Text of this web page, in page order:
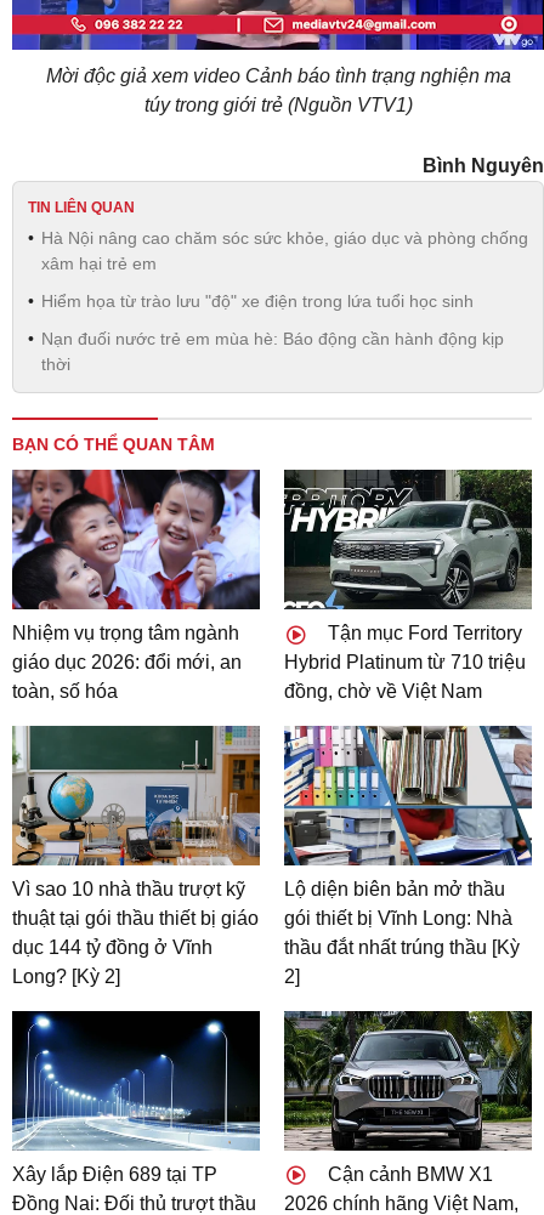
Mời độc giả xem video Cảnh báo tình trạng nghiện ma
túy trong giới trẻ (Nguồn VTV1)
Bình Nguyên
TIN LIÊN QUAN
Hà Nội nâng cao chăm sóc sức khỏe, giáo dục và phòng chống
xâm hại trẻ em
Hiểm họa từ trào lưu "độ" xe điện trong lứa tuổi học sinh
Nạn đuối nước trẻ em mùa hè: Báo động cần hành động kịp
thời
BẠN CÓ THỂ QUAN TÂM
Nhiệm vụ trọng tâm ngành
giáo dục 2026: đổi mới, an
toàn, số hóa
Tận mục Ford Territory
Hybrid Platinum từ 710 triệu
đồng, chờ về Việt Nam
Vì sao 10 nhà thầu trượt kỹ
thuật tại gói thầu thiết bị giáo
dục 144 tỷ đồng ở Vĩnh
Long? [Kỳ 2]
Lộ diện biên bản mở thầu
gói thiết bị Vĩnh Long: Nhà
thầu đắt nhất trúng thầu [Kỳ
2]
Xây lắp Điện 689 tại TP
Đồng Nai: Đối thủ trượt thầu
Cận cảnh BMW X1
2026 chính hãng Việt Nam,